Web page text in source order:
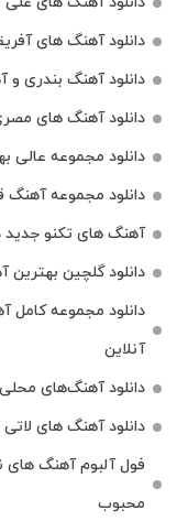
دانلود آهنگ های
دانلود آهنگ بندری
دانلود آهنگ های
دانلود مجموعه
دانلود مجموعه
آهنگ های تکنو جدید
دانلود گلچین
دانلود مجموعه کامل
آنلاین
دانلود آهنگ‌های
دانلود آهنگ‌ های لاتی
فول آلبوم آهنگ‌ های
محبوب